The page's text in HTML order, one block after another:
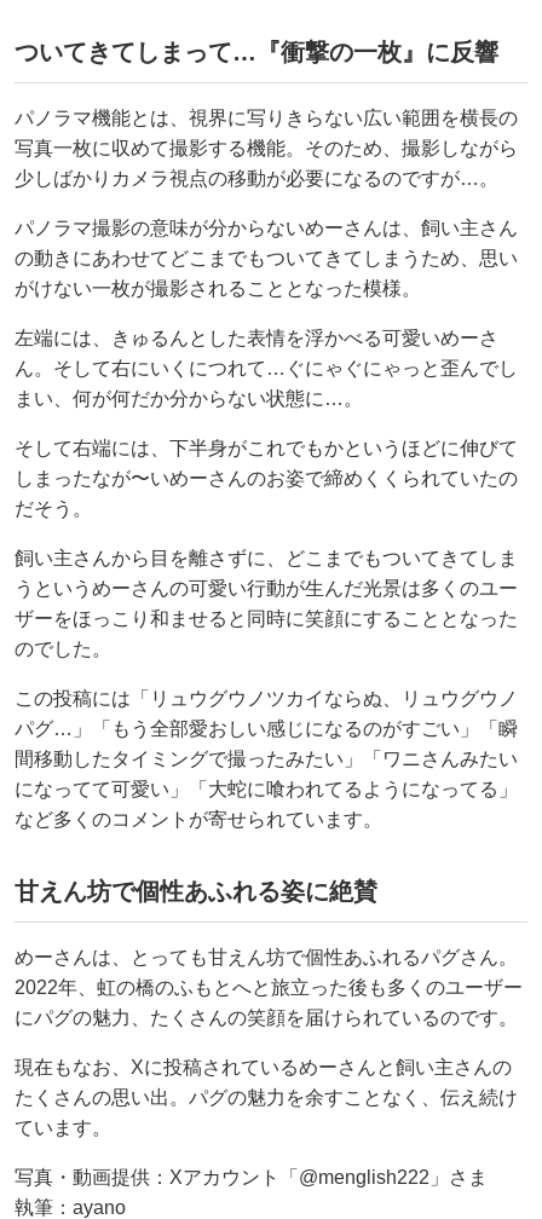
ついてきてしまって…『衝撃の一枚』に反響
パノラマ機能とは、視界に写りきらない広い範囲を横長の
写真一枚に収めて撮影する機能。そのため、撮影しながら
少しばかりカメラ視点の移動が必要になるのですが…。
パノラマ撮影の意味が分からないめーさんは、飼い主さん
の動きにあわせてどこまでもついてきてしまうため、思い
がけない一枚が撮影されることとなった模様。
左端には、きゅるんとした表情を浮かべる可愛いめーさ
ん。そして右にいくにつれて…ぐにゃぐにゃっと歪んでし
まい、何が何だか分からない状態に…。
そして右端には、下半身がこれでもかというほどに伸びて
しまったなが〜いめーさんのお姿で締めくくられていたの
だそう。
飼い主さんから目を離さずに、どこまでもついてきてしま
うというめーさんの可愛い行動が生んだ光景は多くのユー
ザーをほっこり和ませると同時に笑顔にすることとなった
のでした。
この投稿には「リュウグウノツカイならぬ、リュウグウノ
パグ…」「もう全部愛おしい感じになるのがすごい」「瞬
間移動したタイミングで撮ったみたい」「ワニさんみたい
になってて可愛い」「大蛇に喰われてるようになってる」
など多くのコメントが寄せられています。
甘えん坊で個性あふれる姿に絶賛
めーさんは、とっても甘えん坊で個性あふれるパグさん。
2022年、虹の橋のふもとへと旅立った後も多くのユーザー
にパグの魅力、たくさんの笑顔を届けられているのです。
現在もなお、Xに投稿されているめーさんと飼い主さんの
たくさんの思い出。パグの魅力を余すことなく、伝え続け
ています。
写真・動画提供：Xアカウント「@menglish222」さま
執筆：ayano